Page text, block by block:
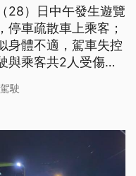
28）日中午發生遊覽
車疏散車上乘客；
身體不適，駕車失控
與乘客共2人受傷送
駕駛